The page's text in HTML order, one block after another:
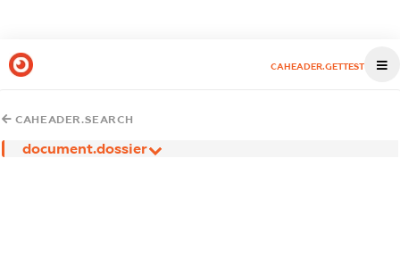
CAHEADER.GETTEST
CAHEADER.SEARCH
document.dossier